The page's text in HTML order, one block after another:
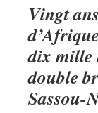
Vingt
dix mille
double
Sassou-